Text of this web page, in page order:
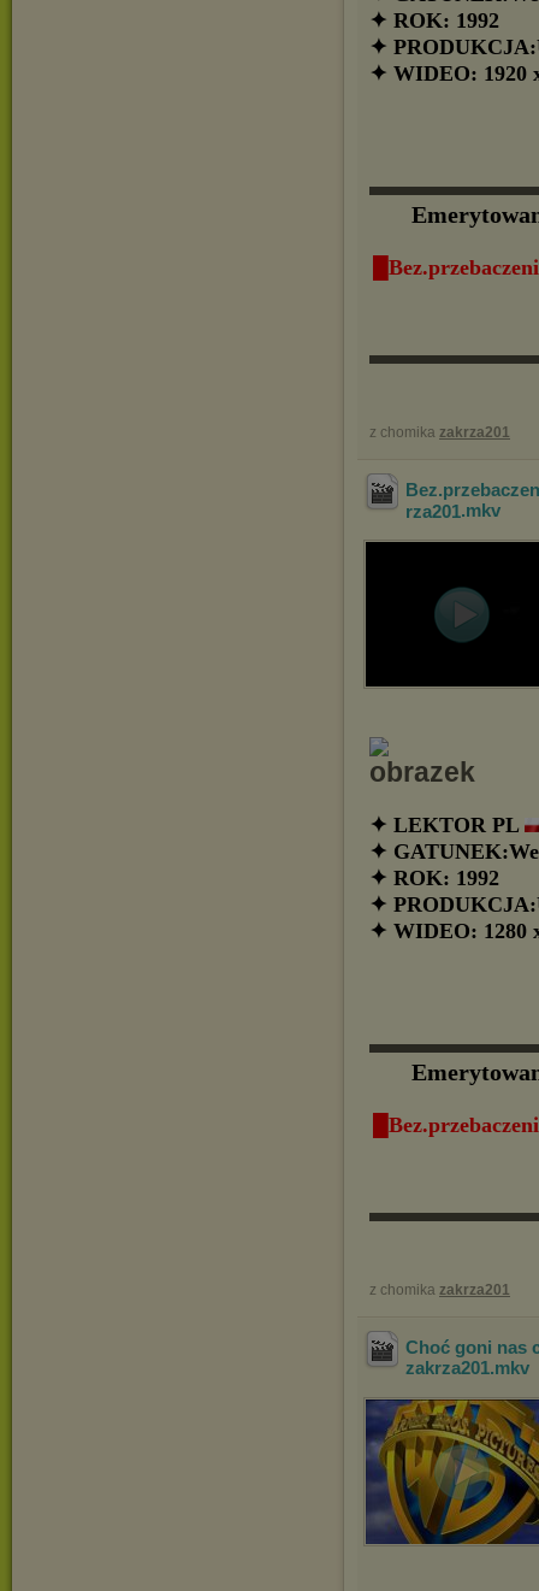
✦ ROK: 1992
✦
✦ WIDEO: 1920
z chomika zakrza201
rza201.mkv
✦ LEKTOR PL
✦
✦ ROK: 1992
✦
✦ WIDEO: 1280
z chomika zakrza201
Choć goni nas
zakrza201.mkv